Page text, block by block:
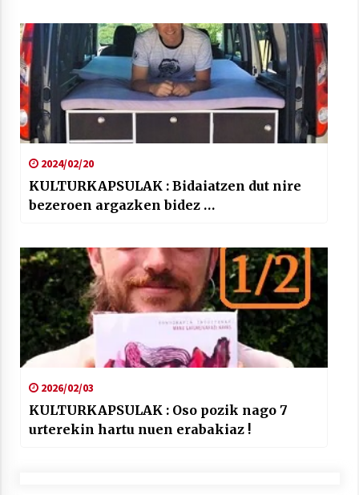
2024/02/20
KULTURKAPSULAK : Bidaiatzen dut nire
bezeroen argazken bidez …
2026/02/03
KULTURKAPSULAK : Oso pozik nago 7
urterekin hartu nuen erabakiaz !